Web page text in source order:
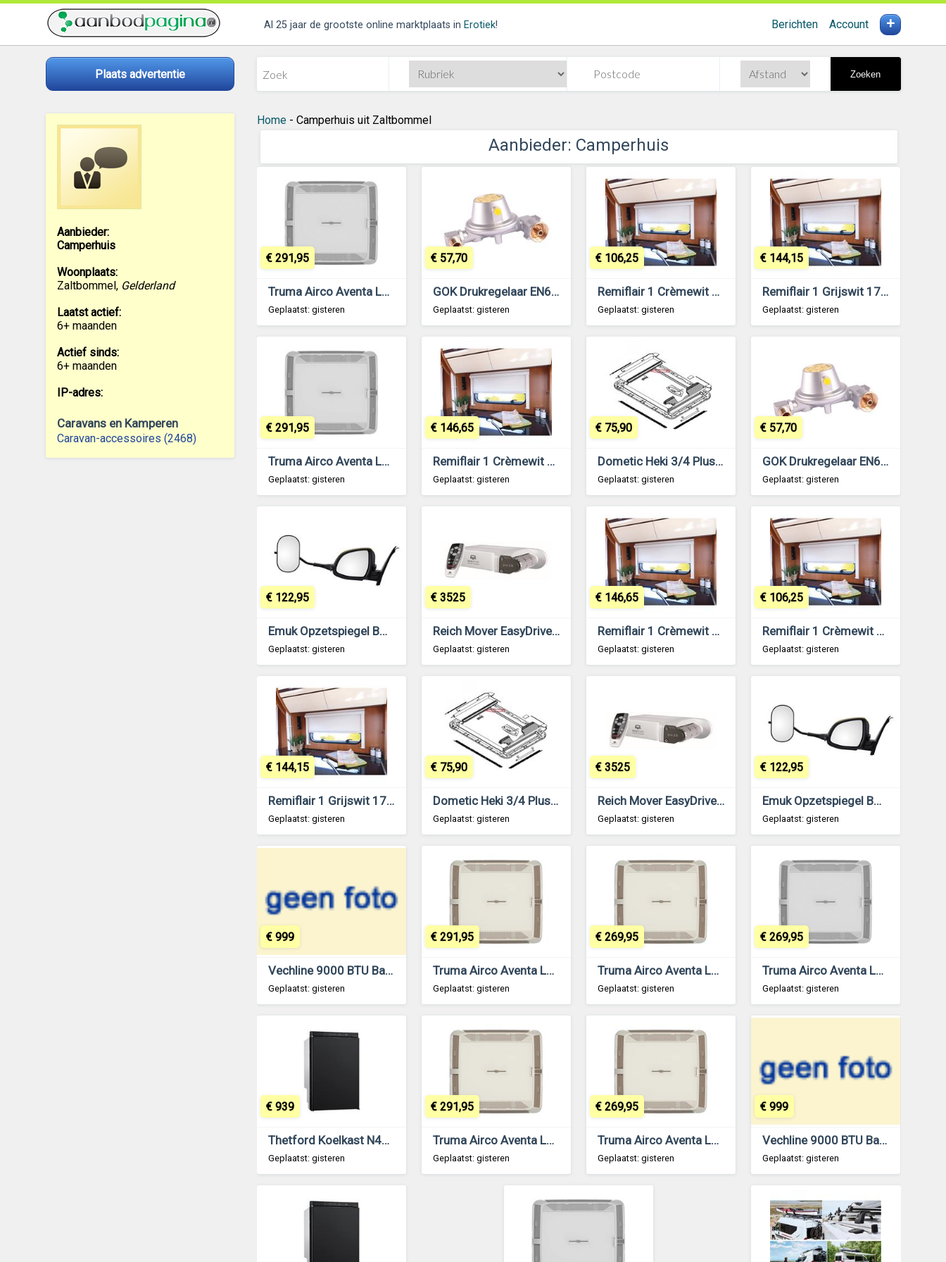
Al 25 jaar de grootste online marktplaats in Erotiek! Berichten Account +
Plaats advertentie Zoeken
Aanbieder:
Camperhuis
Woonplaats:
Zaltbommel, Gelderland
Laatst actief:
6+ maanden
Actief sinds:
6+ maanden
IP-adres:
Caravans en Kamperen
Caravan-accessoires (2468)
Home- Camperhuis uit Zaltbommel
Aanbieder: Camperhuis
Truma Airco Aventa Luchtverdeler Premium Stone 2e Gen.
Geplaatst: gisteren
€ 291,95
GOK Drukregelaar EN61 0.8kg 30mb
Geplaatst: gisteren
€ 57,70
Remiflair 1 Crèmewit 930x895
Geplaatst: gisteren
€ 106,25
Remiflair 1 Grijswit 1730x695
Geplaatst: gisteren
€ 144,15
Truma Airco Aventa Luchtverdeler Premium Stone 2e Gen.
Geplaatst: gisteren
€ 291,95
Remiflair 1 Crèmewit 1830x695
Geplaatst: gisteren
€ 146,65
Dometic Heki 3/4 Plus Insectengaas Plissé vanaf 2006
Geplaatst: gisteren
€ 75,90
GOK Drukregelaar EN61 0.8kg 30mb
Geplaatst: gisteren
€ 57,70
Emuk Opzetspiegel BMW X3, X4, X5, X6, X7 2013-heden
Geplaatst: gisteren
€ 122,95
Reich Mover EasyDriver Pro 2.8 Tandem As
Geplaatst: gisteren
€ 3525
Remiflair 1 Crèmewit 1830x695
Geplaatst: gisteren
€ 146,65
Remiflair 1 Crèmewit 930x895
Geplaatst: gisteren
€ 106,25
Remiflair 1 Grijswit 1730x695
Geplaatst: gisteren
€ 144,15
Dometic Heki 3/4 Plus Insectengaas Plissé vanaf 2006
Geplaatst: gisteren
€ 75,90
Reich Mover EasyDriver Pro 2.8 Tandem As
Geplaatst: gisteren
€ 3525
Emuk Opzetspiegel BMW X3, X4, X5, X6, X7 2013-heden
Geplaatst: gisteren
€ 122,95
Vechline 9000 BTU Bankairco Zwart
Geplaatst: gisteren
€ 999
Truma Airco Aventa Luchtverdeler Premium Cappuccino 2e Gen.
Geplaatst: gisteren
€ 291,95
Truma Airco Aventa Luchtverdeler Cappuccino 2e Gen.
Geplaatst: gisteren
€ 269,95
Truma Airco Aventa Luchtverdeler Stone 2e Gen.
Geplaatst: gisteren
€ 269,95
Thetford Koelkast N4080E+
Geplaatst: gisteren
€ 939
Truma Airco Aventa Luchtverdeler Premium Cappuccino 2e Gen.
Geplaatst: gisteren
€ 291,95
Truma Airco Aventa Luchtverdeler Cappuccino 2e Gen.
Geplaatst: gisteren
€ 269,95
Vechline 9000 BTU Bankairco Zwart
Geplaatst: gisteren
€ 999